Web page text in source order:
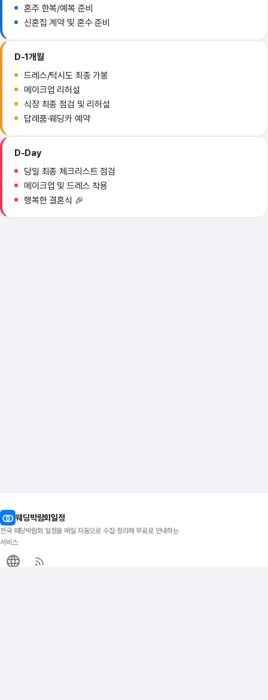
혼주 한복/예복 준비
신혼집 계약 및 혼수 준비
D-1개월
드레스/턱시도 최종 가봉
메이크업 리허설
식장 최종 점검 및 리허설
답례품·웨딩카 예약
D-Day
당일 최종 체크리스트 점검
메이크업 및 드레스 착용
행복한 결혼식 🎉
웨딩박람회일정
전국 웨딩박람회 일정을 매일 자동으로 수집·정리해 무료로 안내하는
서비스
이지티켓